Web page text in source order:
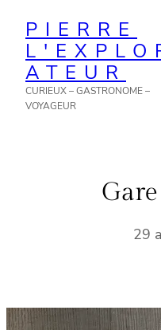
contenu
PIERRE
ATEUR
CURIEUX – GASTRONOME –
VOYAGEUR
29